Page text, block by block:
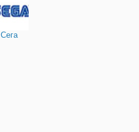
Сега